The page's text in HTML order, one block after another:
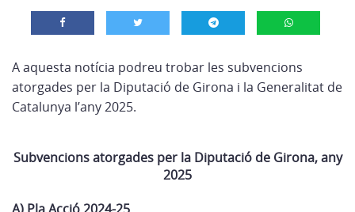
A aquesta notícia podreu trobar les subvencions
atorgades per la Diputació de Girona i la Generalitat de
Catalunya l’any 2025.
Subvencions atorgades per la Diputació de Girona, any
2025